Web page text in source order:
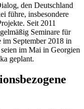
den Deutschland
führe, insbesondere
Seit 2011
Seminare für
im September 2018 in
im Mai in Georgien
geplant.